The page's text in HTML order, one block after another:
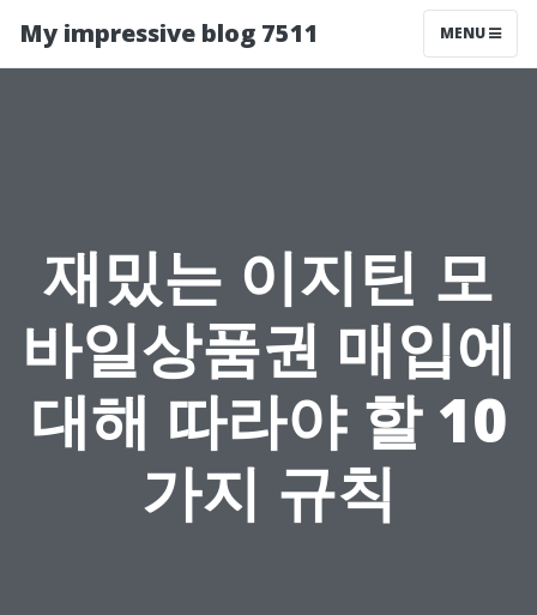
My impressive blog 7511 MENU
재밌는 이지틴 모
바일상품권 매입에
대해 따라야 할 10
가지 규칙